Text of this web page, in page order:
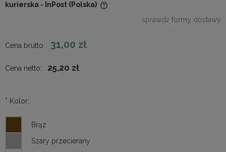
kurierska - InPost (Polska)
sprawdź formy dostawy
Cena brutto: 31,00 zł
Cena netto: 25,20 zł
* Kolor: